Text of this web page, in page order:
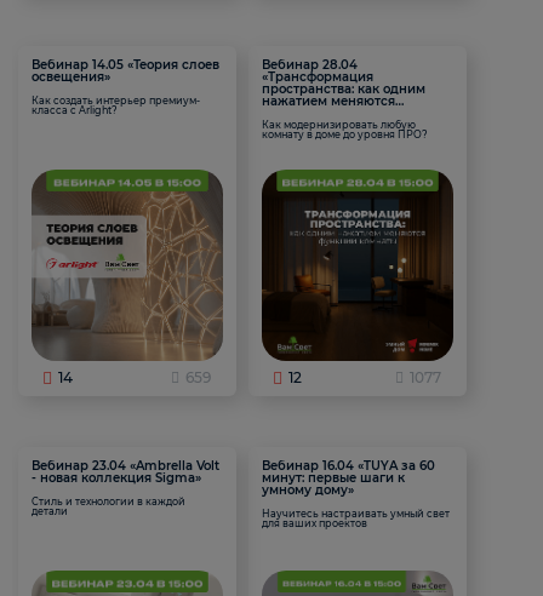
Вебинар 14.05 «Теория слоев
освещения»
Как создать интерьер премиум-
класса с Arlight?
14 659
Вебинар 28.04
«Трансформация
пространства: как одним
нажатием меняются
Как модернизировать любую
комнату в доме до уровня ПРО?
12 1077
Вебинар 23.04 «Ambrella Volt
- новая коллекция Sigma»
Стиль и технологии в каждой
детали
Вебинар 16.04 «TUYA за 60
минут: первые шаги к
умному дому»
Научитесь настраивать умный свет
для ваших проектов